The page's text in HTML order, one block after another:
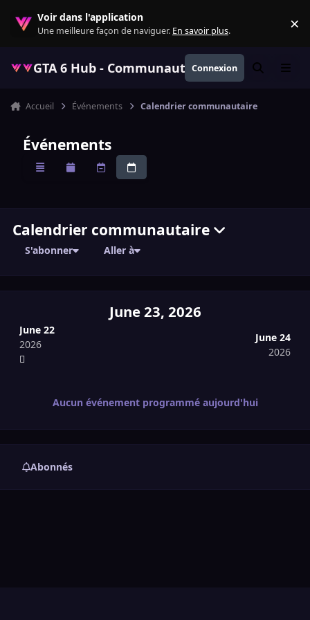
Voir dans l'application
Une meilleure façon de naviguer. En savoir plus. ×
GTA 6 Hub - Communauté GTA VI
Connexion Rechercher
Menu
Accueil Événements Calendrier communautaire
Événements
AperçuMensuelHebdomadaire
Quotidien
Calendrier communautaire
S'abonner Aller à
June 22
2026
June 23, 2026
June 24
2026
Aucun événement programmé aujourd'hui
Abonnés